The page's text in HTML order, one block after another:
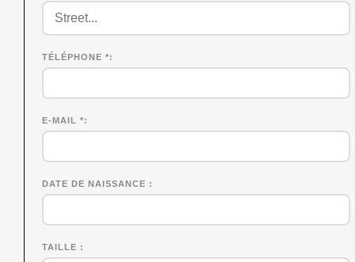
TÉLÉPHONE *
E-MAIL *
DATE DE NAISSANCE
TAILLE